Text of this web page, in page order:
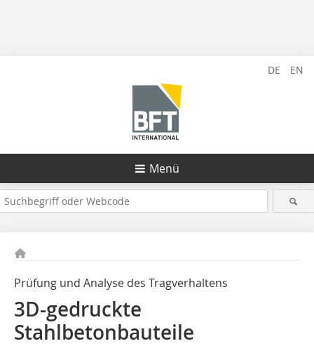
DE EN
Menü
Prüfung und Analyse des Tragverhaltens
3D-gedruckte
Stahlbetonbauteile